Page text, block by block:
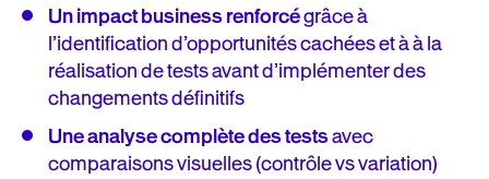
Un impact business renforcégrâce à
l’identification d’opportunités cachées et à à la
réalisation de tests avant d’implémenter des
changements définitifs
Une analyse complète des testsavec
comparaisons visuelles (contrôle vs variation)